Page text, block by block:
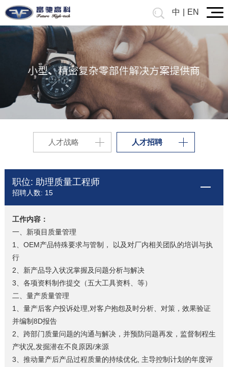
中 EN
人才战略 人才招聘
职位: 助理质量工程师
招聘人数: 15
工作内容：
一、新项目质量管理
1、OEM产品特殊要求与管制， 以及对厂内相关团队的培训与执
行
2、新产品导入状况掌握及问题分析与解决
3、各项资料制作提交（五大工具资料、等）
二、量产质量管理
1、量产后客户投诉处理,对客户抱怨及时分析、对策，效果验证
并编制8D报告
2、跨部门质量问题的沟通与解决，并预防问题再发，监督制程生
产状况,发掘潜在不良原因/来源
3、推动量产后产品过程质量的持续优化, 主导控制计划的年度评